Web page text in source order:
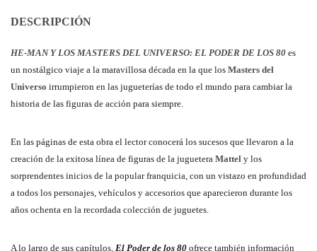
DESCRIPCIÓN
HE-MAN Y LOS MASTERS DEL UNIVERSO: EL PODER DE LOS 80 es
un nostálgico viaje a la maravillosa década en la que los Masters del
Universo irrumpieron en las jugueterías de todo el mundo para cambiar la
historia de las figuras de acción para siempre.
En las páginas de esta obra el lector conocerá los sucesos que llevaron a la
creación de la exitosa línea de figuras de la juguetera Mattel y los
sorprendentes inicios de la popular franquicia, con un vistazo en profundidad
a todos los personajes, vehículos y accesorios que aparecieron durante los
años ochenta en la recordada colección de juguetes.
A lo largo de sus capítulos, El Poder de los 80 ofrece también información